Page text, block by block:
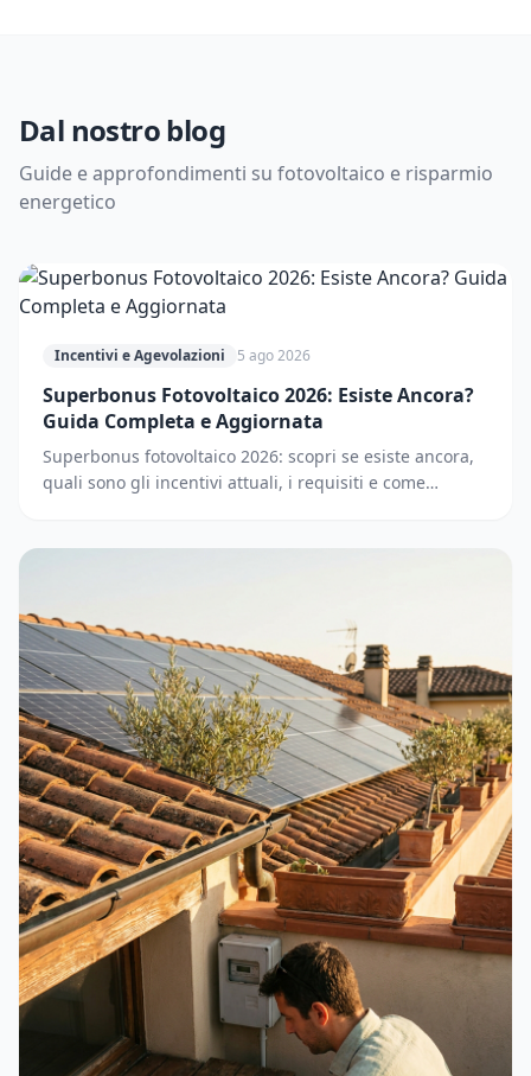
Dal nostro blog
Guide e approfondimenti su fotovoltaico e risparmio
energetico
Incentivi e Agevolazioni 5 ago 2026
Superbonus Fotovoltaico 2026: Esiste Ancora?
Guida Completa e Aggiornata
Superbonus fotovoltaico 2026: scopri se esiste ancora,
quali sono gli incentivi attuali, i requisiti e come